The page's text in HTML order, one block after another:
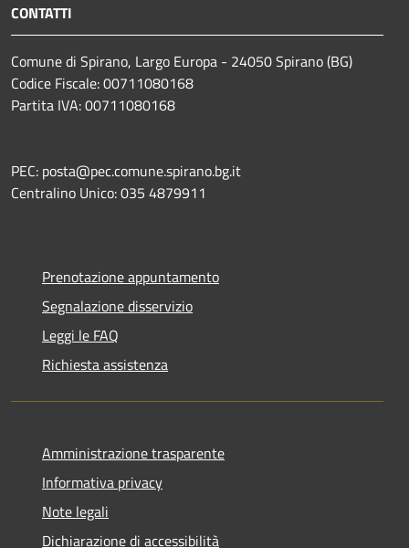
CONTATTI
Comune di Spirano, Largo Europa - 24050 Spirano (BG)
Codice Fiscale: 00711080168
Partita IVA: 00711080168
PEC: posta@pec.comune.spirano.bg.it
Centralino Unico: 035 4879911
Prenotazione appuntamento
Segnalazione disservizio
Leggi le FAQ
Richiesta assistenza
Amministrazione trasparente
Informativa privacy
Note legali
Dichiarazione di accessibilità